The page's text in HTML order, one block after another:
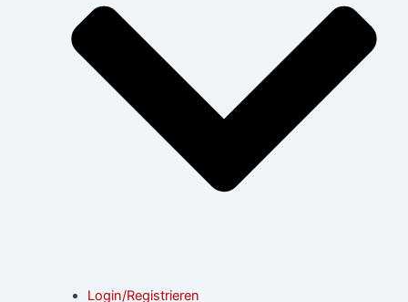
Login/Registrieren